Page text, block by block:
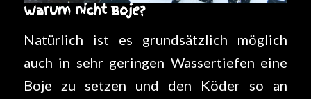
Warum nicht Boje?
Natürlich ist es grundsätzlich möglich
auch in sehr geringen Wassertiefen eine
Boje zu setzen und den Köder so an